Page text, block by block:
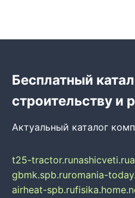
Бесплатный
строительству и
Актуальный каталог
t25-tractor.runashicveti.ru
gbmk.spb.ruromania-
airheat-spb.ru